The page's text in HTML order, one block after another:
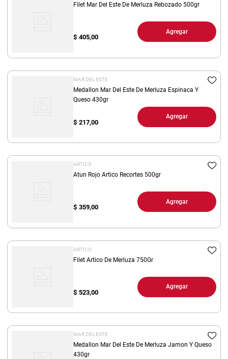
Filet Mar Del Este De Merluza Rebozado 500gr
$ 405,00
Agregar
MAR DEL ESTE
Medallon Mar Del Este De Merluza Espinaca Y
Queso 430gr
$ 217,00
Agregar
ARTICO
Atun Rojo Artico Recortes 500gr
$ 359,00
Agregar
ARTICO
Filet Artico De Merluza 750Gr
$ 523,00
Agregar
MAR DEL ESTE
Medallon Mar Del Este De Merluza Jamon Y Queso
430gr